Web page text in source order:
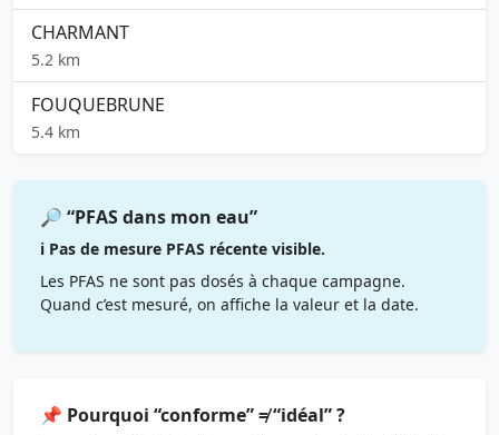
CHARMANT
5.2 km
FOUQUEBRUNE
5.4 km
🔎 “PFAS dans mon eau”
ℹ️ Pas de mesure PFAS récente visible.
Les PFAS ne sont pas dosés à chaque campagne.
Quand c’est mesuré, on affiche la valeur et la date.
📌 Pourquoi “conforme” ≠ “idéal” ?